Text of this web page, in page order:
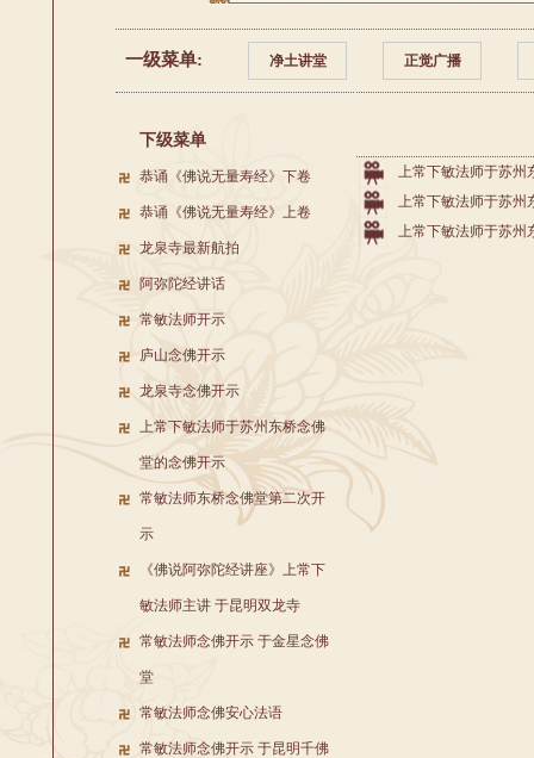
一级菜单: 净土讲堂 正觉广播
下级菜单
恭诵《佛说无量寿经》下卷
恭诵《佛说无量寿经》上卷
龙泉寺最新航拍
阿弥陀经讲话
常敏法师开示
庐山念佛开示
龙泉寺念佛开示
上常下敏法师于苏州东桥念佛
堂的念佛开示
常敏法师东桥念佛堂第二次开
示
《佛说阿弥陀经讲座》上常下
敏法师主讲 于昆明双龙寺
常敏法师念佛开示 于金星念佛
堂
常敏法师念佛安心法语
常敏法师念佛开示 于昆明千佛
上常下敏法师于苏州
上常下敏法师于苏州
上常下敏法师于苏州